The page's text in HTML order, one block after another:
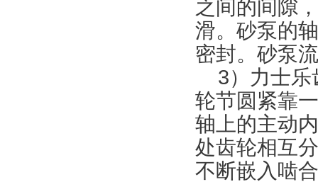
之间的间隙
滑。砂泵的
密封。砂泵
3）力士乐
轮节圆紧靠
轴上的主动
处齿轮相互
不断嵌入啮